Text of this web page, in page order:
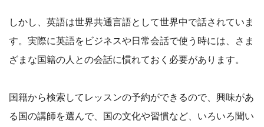
しかし、英語は世界共通言語として世界中で話されていま
す。実際に英語をビジネスや日常会話で使う時には、さま
ざまな国籍の人との会話に慣れておく必要があります。
国籍から検索してレッスンの予約ができるので、興味があ
る国の講師を選んで、国の文化や習慣など、いろいろ聞い